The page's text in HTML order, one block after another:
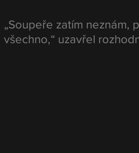
„Soupeře zatím neznám,
všechno,“ uzavřel